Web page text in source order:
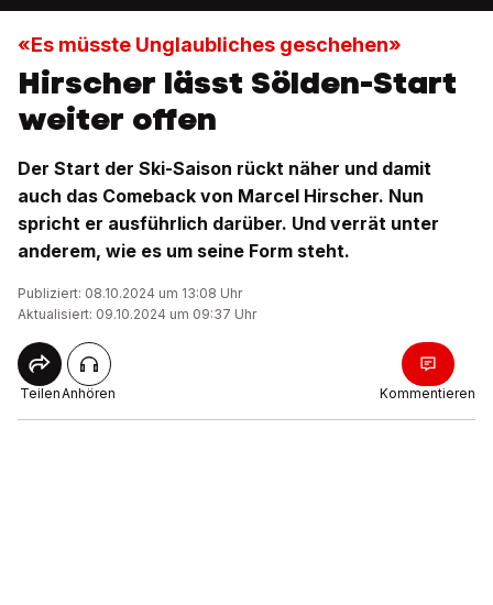
«Es müsste Unglaubliches geschehen»
Hirscher lässt Sölden-Start
weiter offen
Der Start der Ski-Saison rückt näher und damit
auch das Comeback von Marcel Hirscher. Nun
spricht er ausführlich darüber. Und verrät unter
anderem, wie es um seine Form steht.
Publiziert: 08.10.2024 um 13:08 Uhr
Aktualisiert: 09.10.2024 um 09:37 Uhr
TeilenAnhören Kommentieren